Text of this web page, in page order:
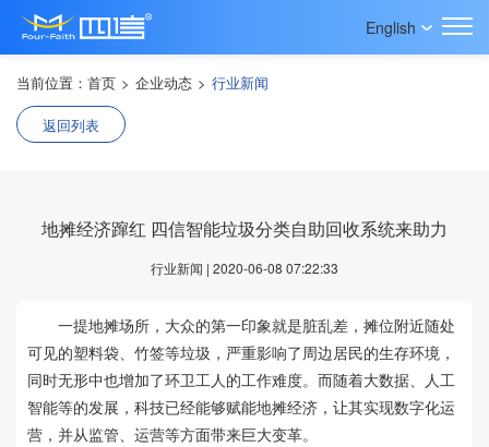
English
当前位置： 首页 > 企业动态 > 行业新闻
返回列表
地摊经济蹿红 四信智能垃圾分类自助回收系统来助力
行业新闻 | 2020-06-08 07:22:33
一提地摊场所，大众的第一印象就是脏乱差，摊位附近随处
可见的塑料袋、竹签等垃圾，严重影响了周边居民的生存环境，
同时无形中也增加了环卫工人的工作难度。而随着大数据、人工
智能等的发展，科技已经能够赋能地摊经济，让其实现数字化运
营，并从监管、运营等方面带来巨大变革。